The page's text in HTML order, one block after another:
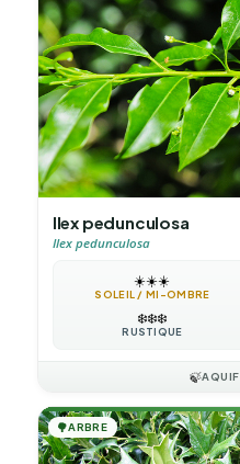
Ilex pedunculosa
Ilex pedunculosa
☀️☀️☀️
SOLEIL / MI-OMBRE
❄️❄️❄️
RUSTIQUE
🍃
🌳ARBRE